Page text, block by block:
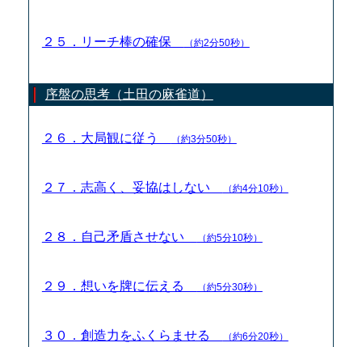
２５．リーチ棒の確保 （約2分50秒）
序盤の思考（土田の麻雀道）
２６．大局観に従う （約3分50秒）
２７．志高く、妥協はしない （約4分10秒）
２８．自己矛盾させない （約5分10秒）
２９．想いを牌に伝える （約5分30秒）
３０．創造力をふくらませる （約6分20秒）